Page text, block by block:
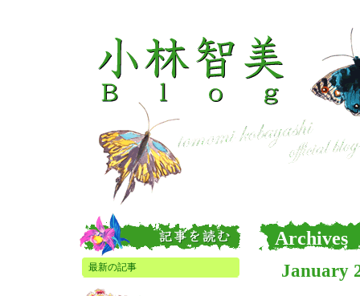
最新の記事
Archives
January